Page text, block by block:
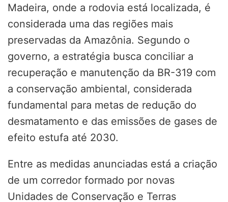
Madeira, onde a rodovia está localizada, é
considerada uma das regiões mais
preservadas da Amazônia. Segundo o
governo, a estratégia busca conciliar a
recuperação e manutenção da BR-319 com
a conservação ambiental, considerada
fundamental para metas de redução do
desmatamento e das emissões de gases de
efeito estufa até 2030.
Entre as medidas anunciadas está a criação
de um corredor formado por novas
Unidades de Conservação e Terras